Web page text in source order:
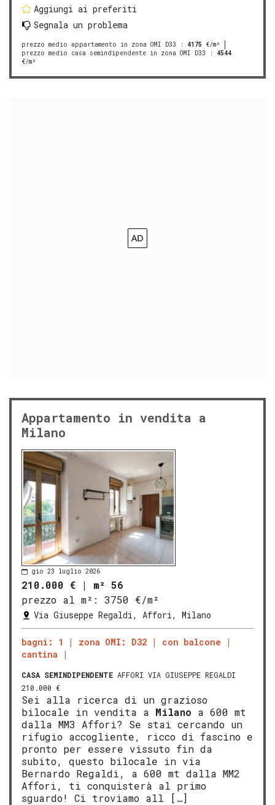
Aggiungi ai preferiti
Segnala un problema
prezzo medio appartamento in zona OMI D33 : 4175 €/m²
prezzo medio casa semindipendente in zona OMI D33 : 4544
€/m²
Appartamento in vendita a
Milano
gio 23 luglio 2026
210.000 € | m² 56
prezzo al m²:
3750 €/m²
Via Giuseppe Regaldi, Affori, Milano
bagni: 1 zona OMI: D32
con balcone
cantina
CASA SEMINDIPENDENTE AFFORI VIA GIUSEPPE REGALDI
210.000 €
Sei alla ricerca di un grazioso
bilocale in vendita a Milano a 600 mt
dalla MM3 Affori? Se stai cercando un
rifugio accogliente, ricco di fascino e
pronto per essere vissuto fin da
subito, questo bilocale in via
Bernardo Regaldi, a 600 mt dalla MM2
Affori, ti conquisterà al primo
sguardo! Ci troviamo all […]